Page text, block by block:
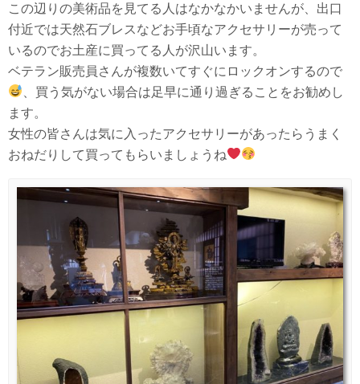
この辺りの美術品を見てる人はなかなかいませんが、出口
付近では天然石ブレスなどお手頃なアクセサリーが売って
いるのでお土産に買ってる人が沢山います。
ベテラン販売員さんが複数いてすぐにロックオンするので
、買う気がない場合は足早に通り過ぎることをお勧めし
ます。
女性の皆さんは気に入ったアクセサリーがあったらうまく
おねだりして買ってもらいましょうね